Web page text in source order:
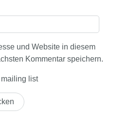
und Website in diesem
Kommentar speichern.
mailing list